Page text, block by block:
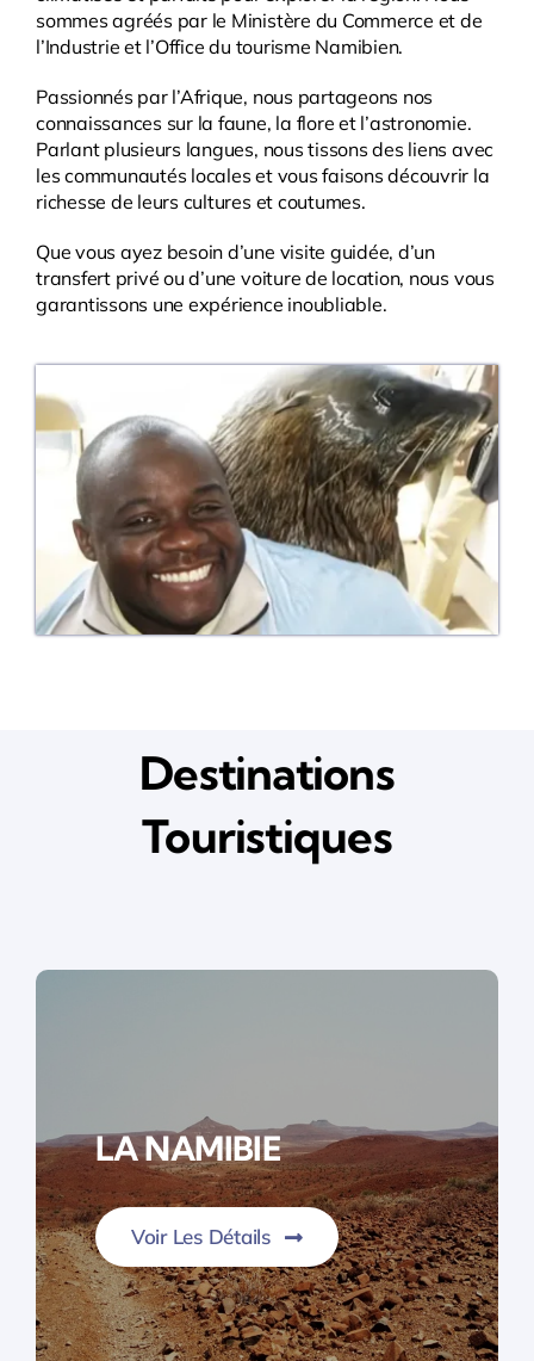
sommes agréés par le Ministère du Commerce et de
l’Industrie et l’Office du tourisme Namibien.
Passionnés par l’Afrique, nous partageons nos
connaissances sur la faune, la flore et l’astronomie.
Parlant plusieurs langues, nous tissons des liens avec
les communautés locales et vous faisons découvrir la
richesse de leurs cultures et coutumes.
Que vous ayez besoin d’une visite guidée, d’un
transfert privé ou d’une voiture de location, nous vous
garantissons une expérience inoubliable.
Destinations
Touristiques
LA NAMIBIE
Voir Les Détails
Pays des grands espaces et de liberté…